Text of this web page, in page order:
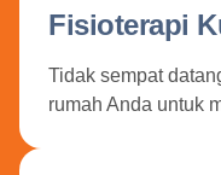
Fisioterapi
Tidak sempat
rumah Anda untuk